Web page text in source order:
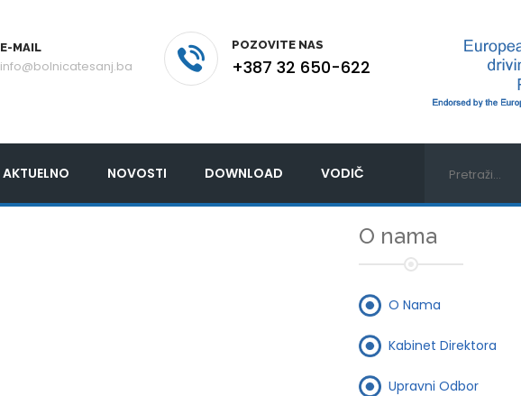
E-MAIL
info@bolnicatesanj.ba
POZOVITE NAS
+387 32 650-622
AKTUELNO NOVOSTI DOWNLOAD VODIČ
O nama
O Nama
Kabinet Direktora
Upravni Odbor